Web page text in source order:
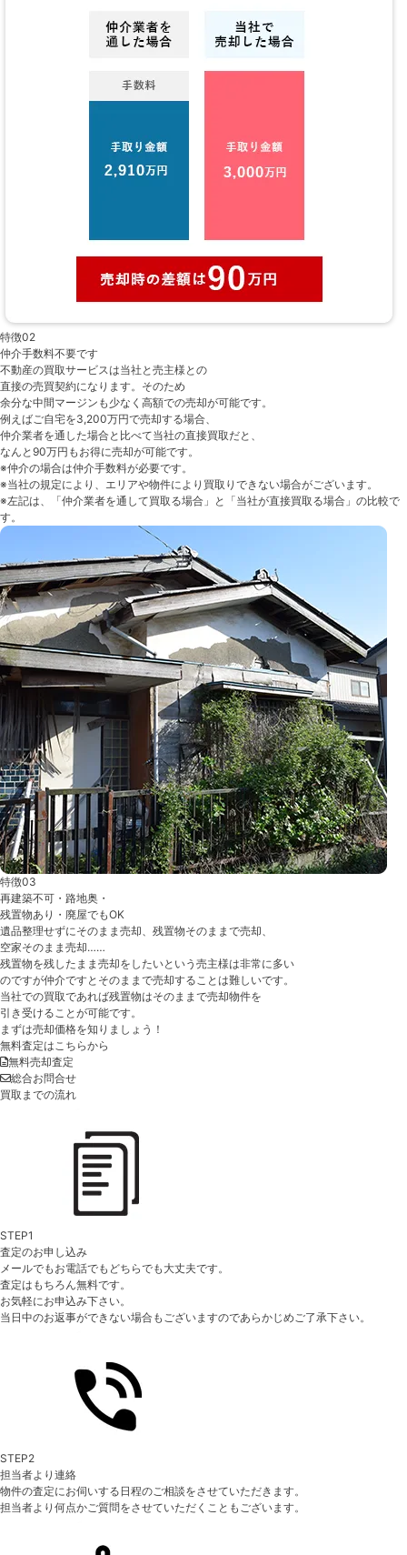
特徴02
仲介手数料不要です
不動産の買取サービスは当社と売主様との
直接の売買契約になります。そのため
余分な中間マージンも少なく高額での売却が可能です。
例えばご自宅を3,200万円で売却する場合、
仲介業者を通した場合と比べて当社の直接買取だと、
なんと 90万円もお得に売却が可能です。
※仲介の場合は仲介手数料が必要です。
※当社の規定により、エリアや物件により買取りできない場合がございます。
※左記は、「仲介業者を通して買取る場合」と「当社が直接買取る場合」の比較で
す。
特徴03
再建築不可・路地奥・
残置物あり・廃屋でもOK
遺品整理せずにそのまま売却、残置物そのままで売却、
空家そのまま売却……
残置物を残したまま売却をしたいという売主様は非常に多い
のですが仲介ですとそのままで売却することは難しいです。
当社での買取であれば残置物はそのままで売却物件を
引き受けることが可能です。
まずは売却価格を知りましょう！
無料査定はこちらから
無料売却査定
総合お問合せ
買取までの流れ
STEP1
査定のお申し込み
メールでもお電話でもどちらでも大丈夫です。
査定はもちろん無料です。
お気軽にお申込み下さい。
当日中のお返事ができない場合もございますのであらかじめご了承下さい。
STEP2
担当者より連絡
物件の査定にお伺いする日程のご相談をさせていただきます。
担当者より何点かご質問をさせていただくこともございます。